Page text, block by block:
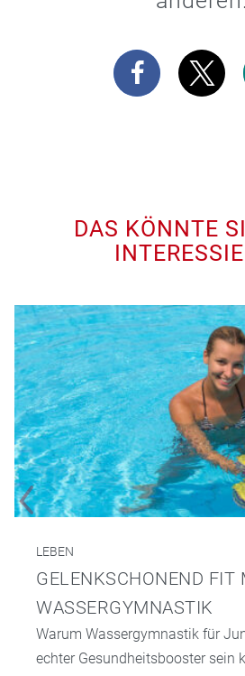
DAS KÖNNTE
LEBEN
GELENKSCHONEND FIT
WASSERGYMNASTIK
Warum Wassergymnastik für
echter Gesundheitsbooster sein